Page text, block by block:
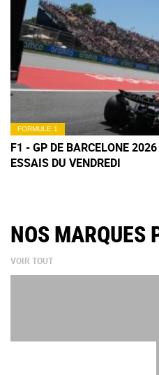
FORMULE 1
F1 - GP DE BARCELONE
ESSAIS DU VENDREDI
NOS MARQUES
VOIR TOUT